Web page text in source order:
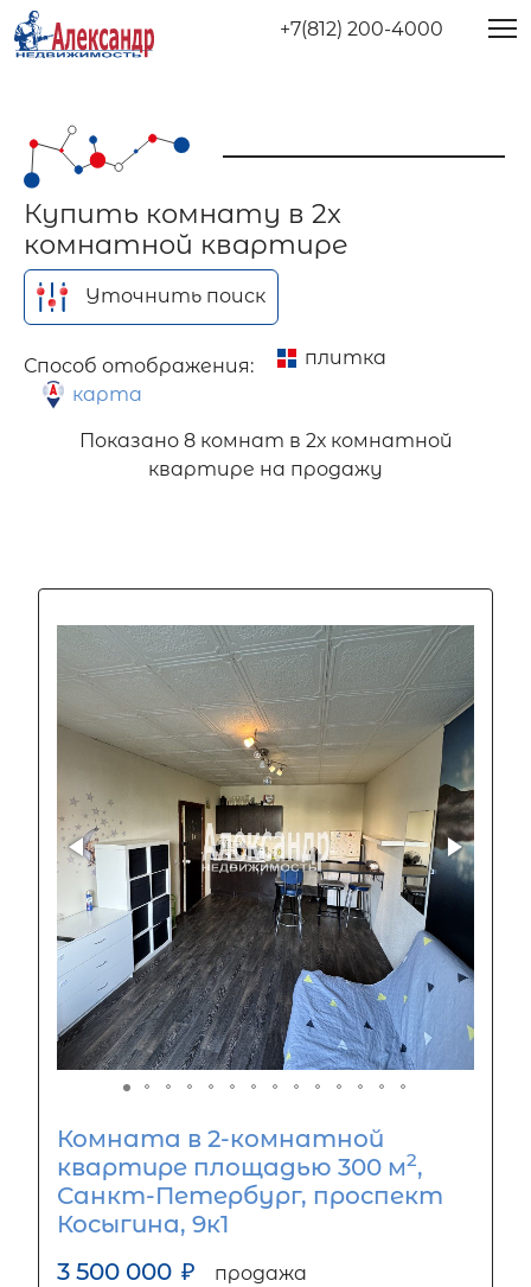
+7(812) 200-4000
Купить комнату в 2х
комнатной квартире
Уточнить поиск
Способ отображения:
плитка
карта
Показано 8 комнат в 2х комнатной
квартире на продажу
Комната в 2-комнатной
квартире площадью 300 м2,
Санкт-Петербург, проспект
Косыгина, 9к1
3 500 000 ₽ продажа